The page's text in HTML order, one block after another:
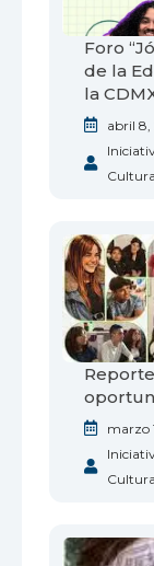
Foro
de la
la
abril
marzo